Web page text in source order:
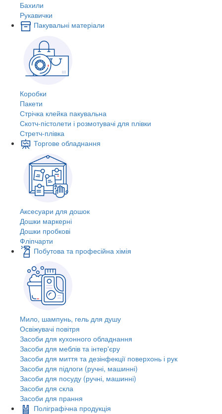
Бахили
Рукавички
Пакувальні матеріали
Коробки
Пакети
Стрічка клейка пакувальна
Скотч-пістолети і розмотувачі для плівки
Стретч-плівка
Торгове обладнання
Аксесуари для дошок
Дошки маркерні
Дошки пробкові
Фліпчарти
Побутова та професійна хімія
Мило, шампунь, гель для душу
Освіжувачі повітря
Засоби для кухонного обладнання
Засоби для меблів та інтер'єру
Засоби для миття та дезінфекції поверхонь і рук
Засоби для підлоги (ручні, машинні)
Засоби для посуду (ручні, машинні)
Засоби для скла
Засоби для прання
Поліграфічна продукція